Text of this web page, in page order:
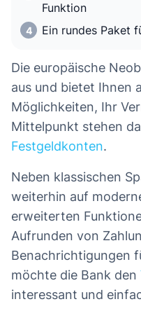
Funktion
Ein rundes Paket
Die europäische
aus und bietet Ihnen
Möglichkeiten, Ihr
Mittelpunkt stehen
Festgeldkonten.
Neben klassischen
weiterhin auf
erweiterten
Aufrunden von
Benachrichtigungen
möchte die Bank den
interessant und